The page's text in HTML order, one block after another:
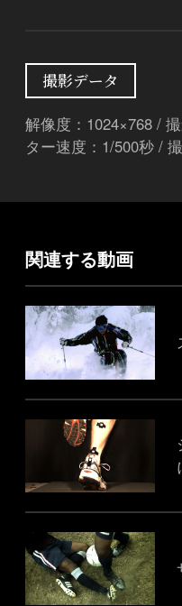
撮影データ
解像度：1024×768 /
ター速度：1/500秒 /
関連する動画